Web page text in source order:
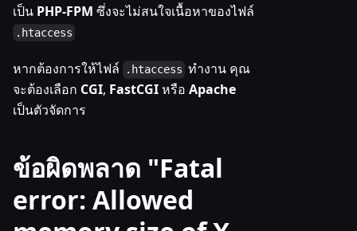
เป็น PHP-FPM ซึ่งจะไม่สนใจเนื้อหาของไฟล์
.htaccess
หากต้องการให้ไฟล์ .htaccess ทำงาน คุณ
จะต้องเลือก CGI, FastCGIหรือ Apache
เป็นตัวจัดการ
ข้อผิดพลาด "Fatal
error: Allowed